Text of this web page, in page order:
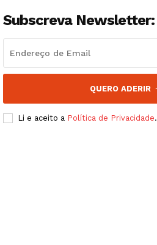
Subscreva Newsletter:
QUERO ADERIR
Li e aceito a Política de Privacidade.